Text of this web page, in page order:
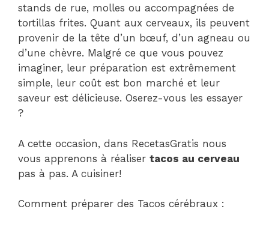
stands de rue, molles ou accompagnées de
tortillas frites. Quant aux cerveaux, ils peuvent
provenir de la tête d’un bœuf, d’un agneau ou
d’une chèvre. Malgré ce que vous pouvez
imaginer, leur préparation est extrêmement
simple, leur coût est bon marché et leur
saveur est délicieuse. Oserez-vous les essayer
?
A cette occasion, dans RecetasGratis nous
vous apprenons à réaliser tacos au cerveau
pas à pas. A cuisiner!
Comment préparer des Tacos cérébraux :